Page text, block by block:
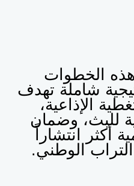
الخطوات
شاملة تهدف
الإذاعية،
للبث، وضمان
أكثر انتشاراً
الوطني.